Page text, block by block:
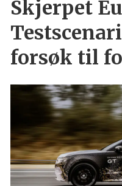
Skjerpet
forsøk til